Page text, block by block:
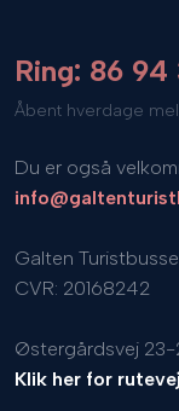
Ring: 86 94
​Åbent hverdage
Du er også
Galten
CVR: 20168242
Østergårdsvej
Klik her for